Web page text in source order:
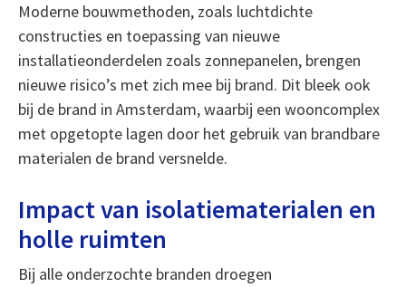
Moderne bouwmethoden, zoals luchtdichte
constructies en toepassing van nieuwe
installatieonderdelen zoals zonnepanelen, brengen
nieuwe risico’s met zich mee bij brand. Dit bleek ook
bij de brand in Amsterdam, waarbij een wooncomplex
met opgetopte lagen door het gebruik van brandbare
materialen de brand versnelde.
Impact van isolatiematerialen en
holle ruimten
Bij alle onderzochte branden droegen